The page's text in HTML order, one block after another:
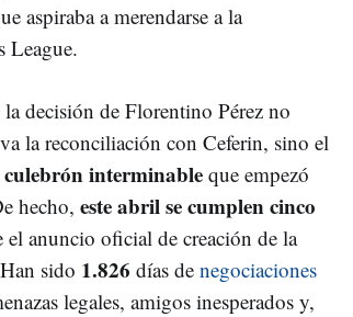
aspiraba a merendarse a la
League.
decisión de Florentino Pérez no
la reconciliación con Ceferin, sino el
culebrón interminable que empezó
hecho, este abril se cumplen cinco
el anuncio oficial de creación de la
sido 1.826 días de negociaciones
legales, amigos inesperados y,